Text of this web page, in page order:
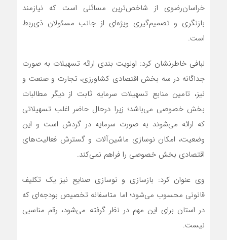
خراسان‌رضوی از شاخص‌ترین مسائلی است که نیازمند
بازنگری و تصمیم‌گیری ویژه‌ای از جانب مسئولان ذ‌ی‌ربط
است.
لبافی خاطرنشان کرد: اولویت بندی ارائه تسهیلات به صورت
جداگانه در سه بخش اقتصادی کشاورزی، تجارت و صنعت و
نیز، تامین منابع تسهیلات سرمایه ثابت از دیگر مطالبات
بخش خصوصی می‌باشد؛ زیرا درحال حاضر اغلب تسهیلاتی
که ارائه می‌شوند به صورت سرمایه در گردش است و این
وضعیت، امکان نو‌سازی ماشین‌آلات و گسترش فعالیت‌های
اقتصادی بخش خصوصی را فراهم نمی‌کند.
وی عنوان کرد: بازسازی و نوسازی صنایع نیز یک تکلیف
قانونی محسوب می‌شود؛ اما متاسفانه تخصیص بودجه‌ای که
در استان برای این مهم در نظر گرفته می‌شود، رقم مناسبی
نیست.